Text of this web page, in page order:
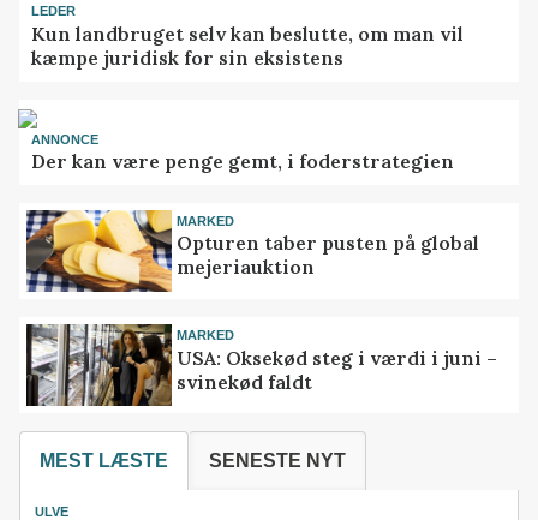
LEDER
Kun landbruget selv kan beslutte, om man vil
kæmpe juridisk for sin eksistens
ANNONCE
Der kan være penge gemt, i foderstrategien
MARKED
Opturen taber pusten på global
mejeriauktion
MARKED
USA: Oksekød steg i værdi i juni –
svinekød faldt
MEST LÆSTE SENESTE NYT
ULVE